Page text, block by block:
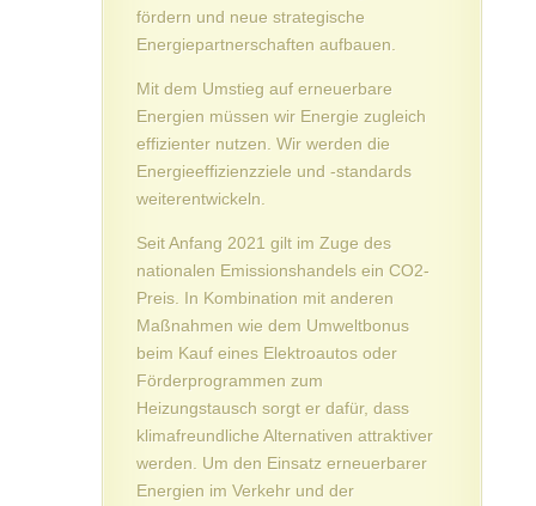
fördern und neue strategische
Energiepartnerschaften aufbauen.
Mit dem Umstieg auf erneuerbare
Energien müssen wir Energie zugleich
effizienter nutzen. Wir werden die
Energieeffizienzziele und -standards
weiterentwickeln.
Seit Anfang 2021 gilt im Zuge des
nationalen Emissionshandels ein CO2-
Preis. In Kombination mit anderen
Maßnahmen wie dem Umweltbonus
beim Kauf eines Elektroautos oder
Förderprogrammen zum
Heizungstausch sorgt er dafür, dass
klimafreundliche Alternativen attraktiver
werden. Um den Einsatz erneuerbarer
Energien im Verkehr und der